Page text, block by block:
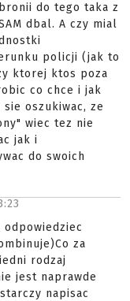
do tego taka z
dbal. A czy mial
policji (jak to
ktorej ktos poza
co chce i jak
oszukiwac, ze
wiec tez nie
jak i
do swoich
za
rodzaj
jest naprawde
napisac